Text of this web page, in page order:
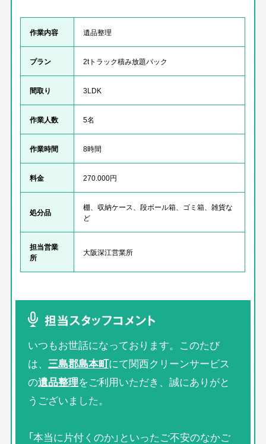
作業内容 遺品整理
プラン 2tトラック積み放題パック
間取り 3LDK
作業人数 5名
作業時間 8時間
料金 270.000円
処分品
棚、収納ケース、段ボール箱、ゴミ箱、雑貨な
ど
担当営業
所
大阪深江営業所
担当スタッフコメント
いつもお世話になっております。このたび
は、 三島郡島本町にて関西クリーンサービス
の遺品整理をご利用いただき、誠にありがと
うございました。
「本当に片付くのか」といったご不安のなかご